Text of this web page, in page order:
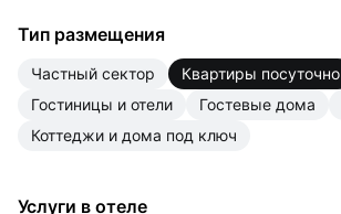
Тип размещения
частный сектор
квартиры посуточно
гостиницы и отели
гостевые дома
коттеджи и дома под ключ
Услуги в отеле